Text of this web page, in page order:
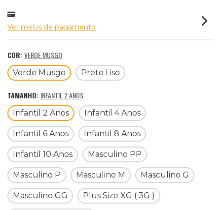
Ver meios de pagamento
COR:VERDE MUSGO
Verde Musgo Preto Liso
TAMANHO: INFANTIL 2 ANOS
Infantil 2 Anos Infantil 4 Anos
Infantil 6 Anos Infantil 8 Anos
Infantil 10 Anos Masculino PP
Masculino P Masculino M Masculino G
Masculino GG Plus Size XG ( 3G )